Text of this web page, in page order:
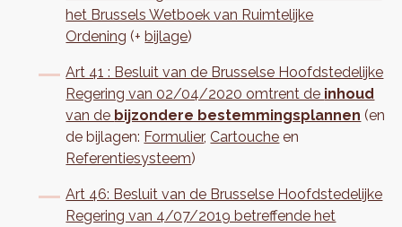
het Brussels Wetboek van Ruimtelijke
Ordening (+bijlage)
Art 41 : Besluit van de Brusselse Hoofdstedelijke
Regering van 02/04/2020 omtrent de inhoud
van de bijzondere bestemmingsplannen (en
de bijlagen: Formulier,Cartouche en
Referentiesysteem)
Art 46: Besluit van de Brusselse Hoofdstedelijke
Regering van 4/07/2019 betreffende het